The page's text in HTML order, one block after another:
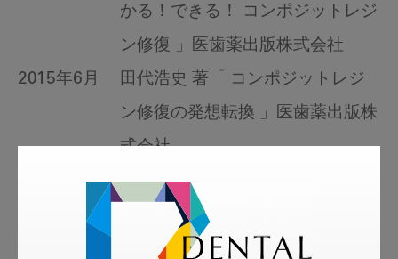
かる！できる！ コンポジットレジ
ン修復 」医歯薬出版株式会社
2015年6月
田代浩史 著「 コンポジットレジ
ン修復の発想転換 」医歯薬出版株
式会社
2015年7月
宮崎真至 編集・田代浩史 他 「 コ
ンポジットレジン修復のベーシッ
ク&トレンド 」デンタルダイヤモ